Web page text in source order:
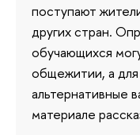
поступают
других стран.
обучающихся
общежитии, а
альтернативные
материале